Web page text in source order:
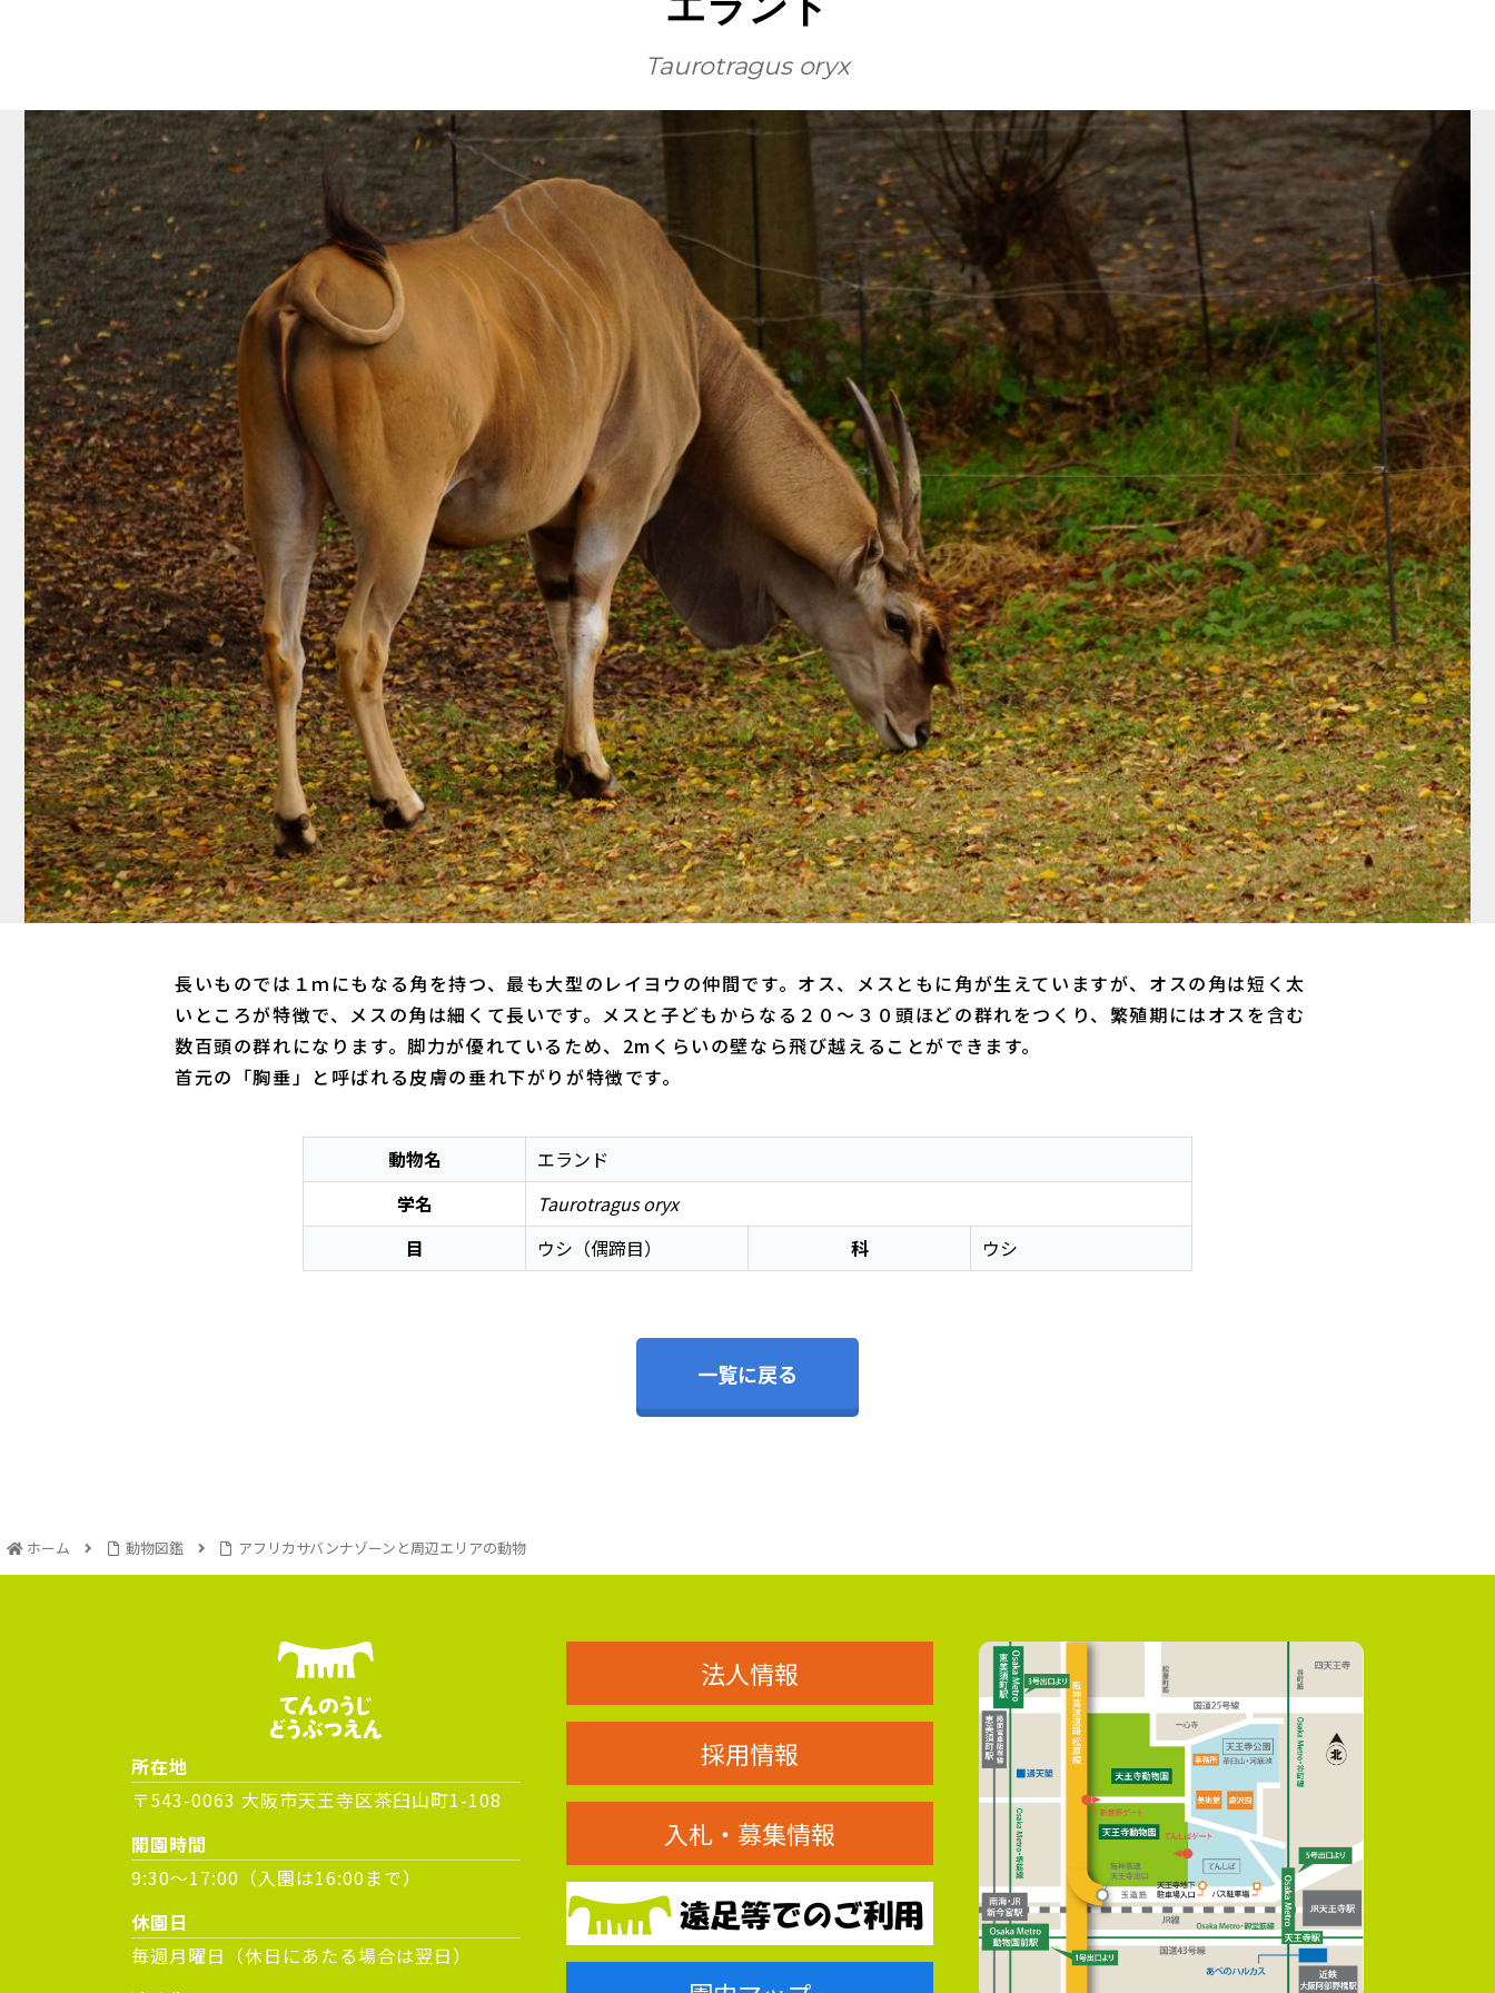
Taurotragus oryx
長いものでは１ｍにもなる角を持つ、最も大型のレイヨウの仲間です。オス、メスともに角が生えていますが、オスの角は短く太
いところが特徴で、メスの角は細くて長いです。メスと子どもからなる２０～３０頭ほどの群れをつくり、繁殖期にはオスを含む
数百頭の群れになります。脚力が優れているため、2mくらいの壁なら飛び越えることができます。
首元の「胸垂」と呼ばれる皮膚の垂れ下がりが特徴です。
動物名
エランド
学名
Taurotragus oryx
目
ウシ（偶蹄目） 科 ウシ
一覧に戻る
ホーム 動物図鑑 アフリカサバンナゾーンと周辺エリアの動物
所在地
〒543-0063 大阪市天王寺区茶臼山町1-108
開園時間
9:30～17:00（入園は16:00まで）
休園日
毎週月曜日（休日にあたる場合は翌日）
法人情報
採用情報
入札・募集情報